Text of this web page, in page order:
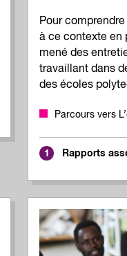
Pour
à ce contexte en
mené des
travaillant dans
des écoles
Parcours vers
1 Rapports